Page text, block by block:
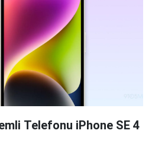
Telefonu iPhone SE 4